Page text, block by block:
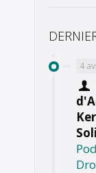
4